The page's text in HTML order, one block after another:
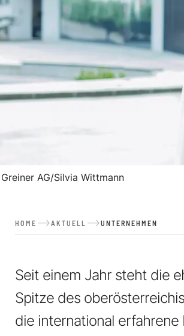
Greiner AG/Silvia Wittmann
HOME AKTUELL UNTERNEHMEN
Seit einem Jahr steht die
Spitze des
die international